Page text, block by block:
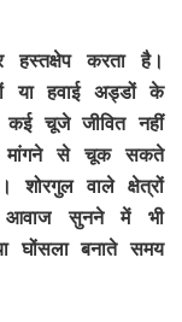
करता है।
या हवाई अड्डों के
चूजे जीवित नहीं
मांगने से चूक सकते
वाले क्षेत्रों
आवाज सुनने में भी
घोंसला बनाते समय